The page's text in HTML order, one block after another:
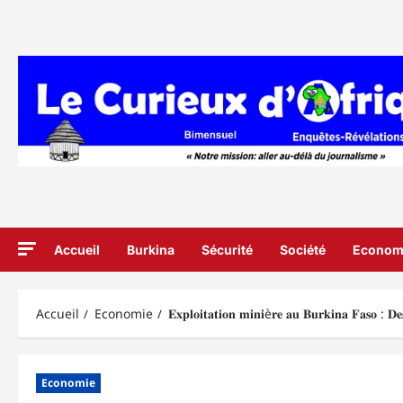
Accueil Burkina Sécurité Société
Accueil Economie 𝐄𝐱𝐩𝐥𝐨𝐢𝐭𝐚𝐭𝐢𝐨𝐧 𝐦𝐢𝐧𝐢è𝐫𝐞 𝐚𝐮 𝐁𝐮𝐫𝐤𝐢𝐧𝐚 𝐅𝐚𝐬𝐨 :
Economie